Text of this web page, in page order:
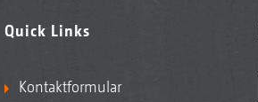
Quick Links
Kontaktformular